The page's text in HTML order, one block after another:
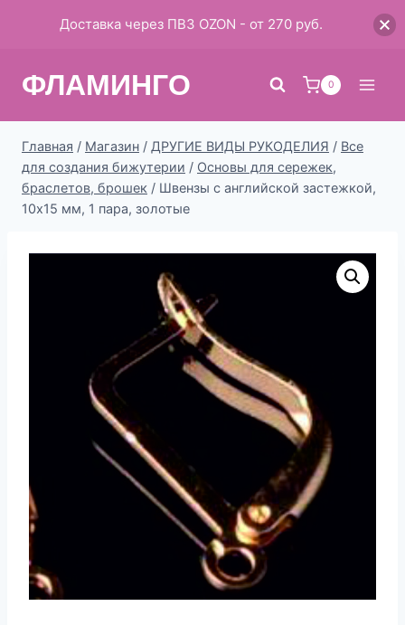
ФЛАМИНГО 0
Главная / Магазин / ДРУГИЕ ВИДЫ РУКОДЕЛИЯ / Все
для создания бижутерии / Основы для сережек,
браслетов, брошек / Швензы с английской застежкой,
10х15 мм, 1 пара, золотые
Доставка через ПВЗ OZON - от 270 руб.